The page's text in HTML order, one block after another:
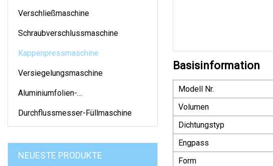
Verschließmaschine
Schraubverschlussmaschine
Kappenpressmaschine
Versiegelungsmaschine
Aluminiumfolien-
Durchflussmesser-Füllmaschine
NEUESTE PRODUKTE
Basisinformation
Modell Nr.
Volumen
Dichtungstyp
Engpass
Form